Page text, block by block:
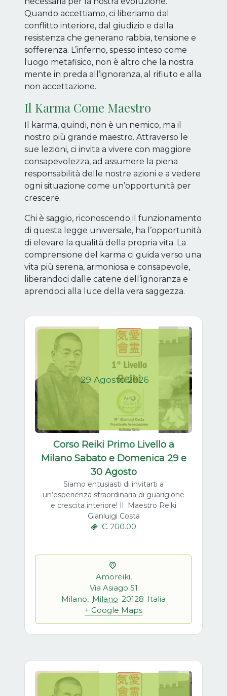
Quando accettiamo, ci liberiamo dal
conflitto interiore, dal giudizio e dalla
resistenza che generano rabbia, tensione e
sofferenza. L’inferno, spesso inteso come
luogo metafisico, non è altro che la nostra
mente in preda all’ignoranza, al rifiuto e alla
non accettazione.
Il Karma Come Maestro
Il karma, quindi, non è un nemico, ma il
nostro più grande maestro. Attraverso le
sue lezioni, ci invita a vivere con maggiore
consapevolezza, ad assumere la piena
responsabilità delle nostre azioni e a vedere
ogni situazione come un’opportunità per
crescere.
Chi è saggio, riconoscendo il funzionamento
di questa legge universale, ha l’opportunità
di elevare la qualità della propria vita. La
comprensione del karma ci guida verso una
vita più serena, armoniosa e consapevole,
liberandoci dalle catene dell’ignoranza e
aprendoci alla luce della vera saggezza.
29 Agosto 2026
Corso Reiki Primo Livello a
Milano Sabato e Domenica 29 e
30 Agosto
Siamo entusiasti di invitarti a
un’esperienza straordinaria di guarigione
e crescita interiore! Il Maestro Reiki
Gianluigi Costa
€. 200.00
Amoreiki,
Via Asiago 51
Milano, Milano 20128 Italia
+ Google Maps